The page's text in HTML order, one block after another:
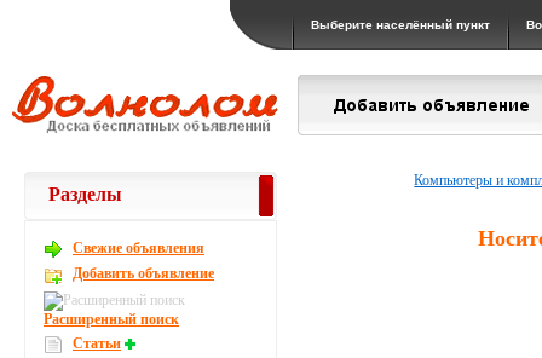
Выберите населённый пункт
Компьютеры и
Разделы
Свежие объявления
Добавить объявление
Расширенный поиск
Статьи